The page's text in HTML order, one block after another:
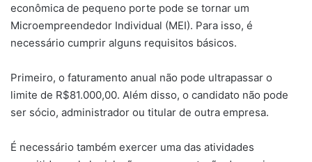
econômica de pequeno porte pode se tornar um
Microempreendedor Individual (MEI). Para isso, é
necessário cumprir alguns requisitos básicos.
Primeiro, o faturamento anual não pode ultrapassar o
limite de R$81.000,00. Além disso, o candidato não pode
ser sócio, administrador ou titular de outra empresa.
É necessário também exercer uma das atividades